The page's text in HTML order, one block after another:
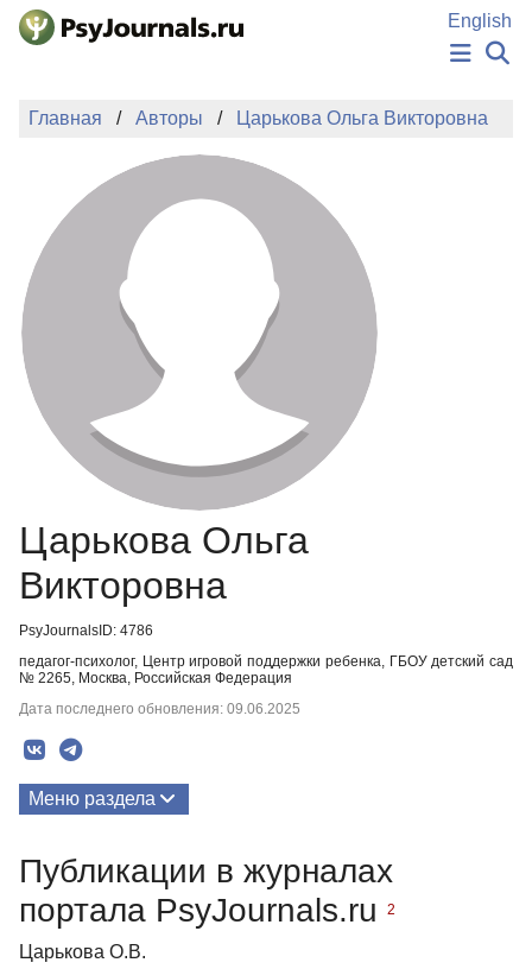
Перейти к основному содержанию
English
НОВОСТИ
АВТОРЫ
ПОДАТЬ РУКОПИСЬ
БАЗА ЗНАНИЙ
КЛЮЧЕВЫЕ СЛОВА
Регистрация
Главная Авторы Царькова Ольга Викторовна
Царькова Ольга
Викторовна
PsyJournalsID: 4786
педагог-психолог, Центр игровой поддержки ребенка, ГБОУ детский сад
№ 2265, Москва, Российская Федерация
Дата последнего обновления: 09.06.2025
Меню раздела
Биография
Публикации в журналах
портала PsyJournals.ru
2
Царькова О.В.